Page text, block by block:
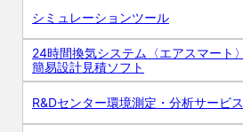
シミュレーションツール
24時間換気システム〈エアスマート〉
簡易設計見積ソフト
R&Dセンター環境測定・分析サービス